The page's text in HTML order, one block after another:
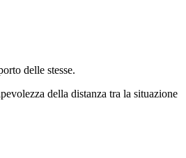
delle stesse.
della distanza tra la situazione